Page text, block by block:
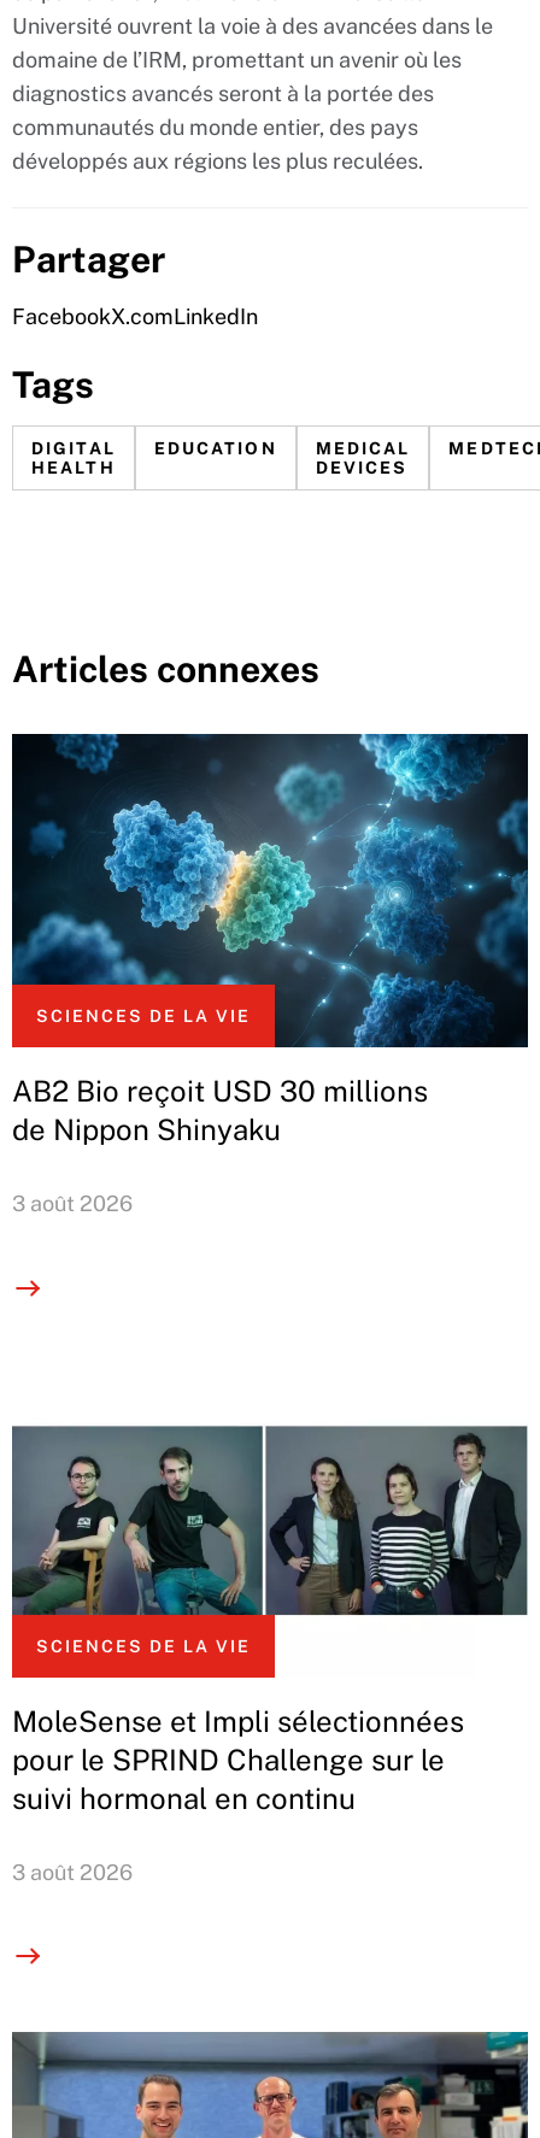
Université ouvrent la voie à des avancées dans le
domaine de l’IRM, promettant un avenir où les
diagnostics avancés seront à la portée des
communautés du monde entier, des pays
développés aux régions les plus reculées.
Partager
FacebookX.comLinkedIn
Tags
DIGITAL
HEALTH
EDUCATION
MEDICAL
DEVICES
Articles connexes
SCIENCES DE LA VIE
AB2 Bio reçoit USD 30 millions
de Nippon Shinyaku
3 août 2026
SCIENCES DE LA VIE
MoleSense et Impli sélectionnées
pour le SPRIND Challenge sur le
suivi hormonal en continu
3 août 2026